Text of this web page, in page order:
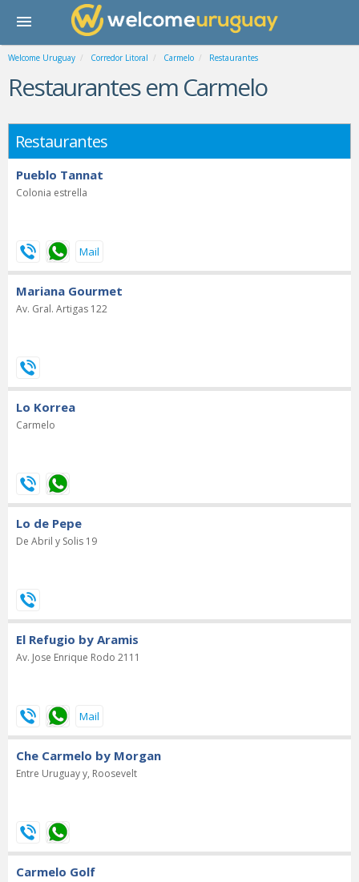
Welcome Uruguay Corredor Litoral Carmelo Restaurantes
Restaurantes em Carmelo
Restaurantes
Pueblo Tannat
Colonia estrella
Mariana Gourmet
Av. Gral. Artigas 122
Lo Korrea
Carmelo
Lo de Pepe
De Abril y Solis 19
El Refugio by Aramis
Av. Jose Enrique Rodo 2111
Che Carmelo by Morgan
Entre Uruguay y, Roosevelt
Carmelo Golf